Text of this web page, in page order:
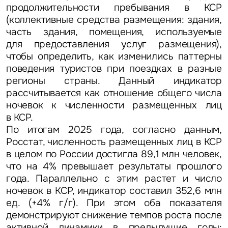
продолжительности пребывания в КСР
(коллективные средства размещения: здания,
часть здания, помещения, используемые
для предоставления услуг размещения),
чтобы определить, как изменились паттерны
поведения туристов при поездках в разные
регионы страны. Данный индикатор
рассчитывается как отношение общего числа
ночевок к численности размещенных лиц
в КСР.
По итогам 2025 года, согласно данным,
Росстат, численность размещенных лиц в КСР
в целом по России достигла 89,1 млн человек,
что на 4% превышает результаты прошлого
года. Параллельно с этим растет и число
ночевок в КСР, индикатор составил 352,6 млн
ед. (+4% г/г). При этом оба показателя
демонстрируют снижение темпов роста после